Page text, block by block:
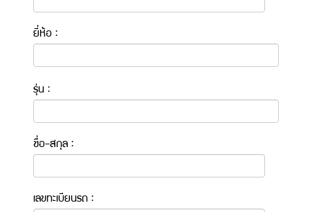
ยี่ห้อ :
รุ่น :
ชื่อ-สกุล :
เลขทะเบียนรถ :